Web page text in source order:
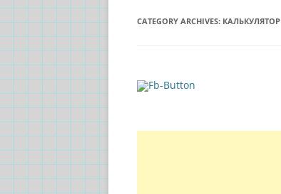
CATEGORY ARCHIVES: КАЛЬКУЛЯТОР